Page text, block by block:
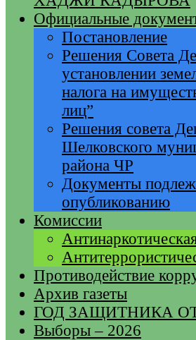
Официальные
Постановление
Решения Совета
установлении
налога на
лиц”
Решения совета
Шелковского
района ЧР
Документы
опубликованию
Комиссии
Противодействие
Архив газеты
ГОД ЗАЩИТНИКА
Выборы – 2026